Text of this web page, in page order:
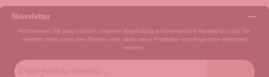
Newsletter
Abonnieren Sie jetzt einfach unseren regelmäßig erscheinenden Newsletter und Sie
werden stets unter den Ersten sein, über neue Produkte und Angebote informiert
werden.